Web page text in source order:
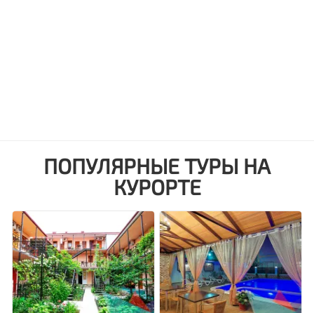
ПОПУЛЯРНЫЕ ТУРЫ НА
КУРОРТЕ